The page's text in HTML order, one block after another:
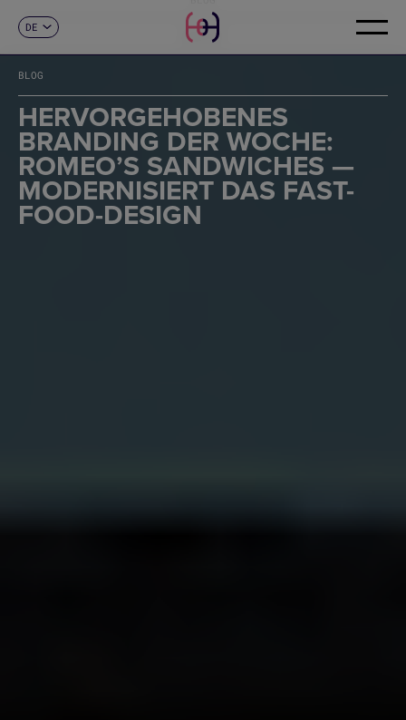
EN
FR
DE
IT
PT
KONTAKT
BLOG
HERVORGEHOBENES
BRANDING DER WOCHE:
ROMEO’S SANDWICHES —
MODERNISIERT DAS FAST-
FOOD-DESIGN